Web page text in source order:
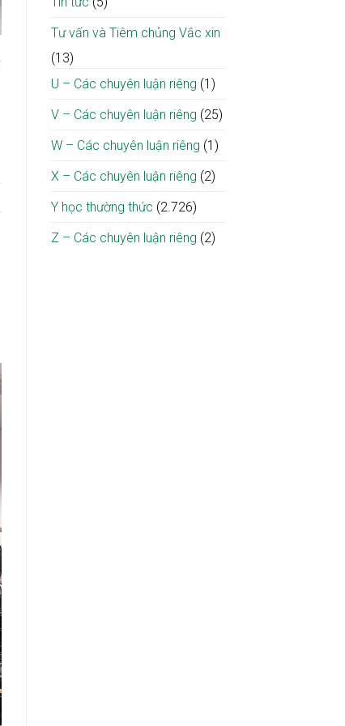
Tư vấn và Tiêm chủng Vắc xin
(13)
U – Các chuyên luận riêng (1)
V – Các chuyên luận riêng (25)
W – Các chuyên luận riêng (1)
X – Các chuyên luận riêng (2)
Y học thường thức (2.726)
Z – Các chuyên luận riêng (2)